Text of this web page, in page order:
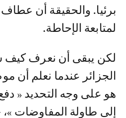
برئيا. والحقيقة أن
لمتابعة الإحاطة.
لكن يبقى أن نعرف كيف
الجزائر عندما نعلم أن
هو على وجه التحديد «
إلى طاولة المفاوضات »،